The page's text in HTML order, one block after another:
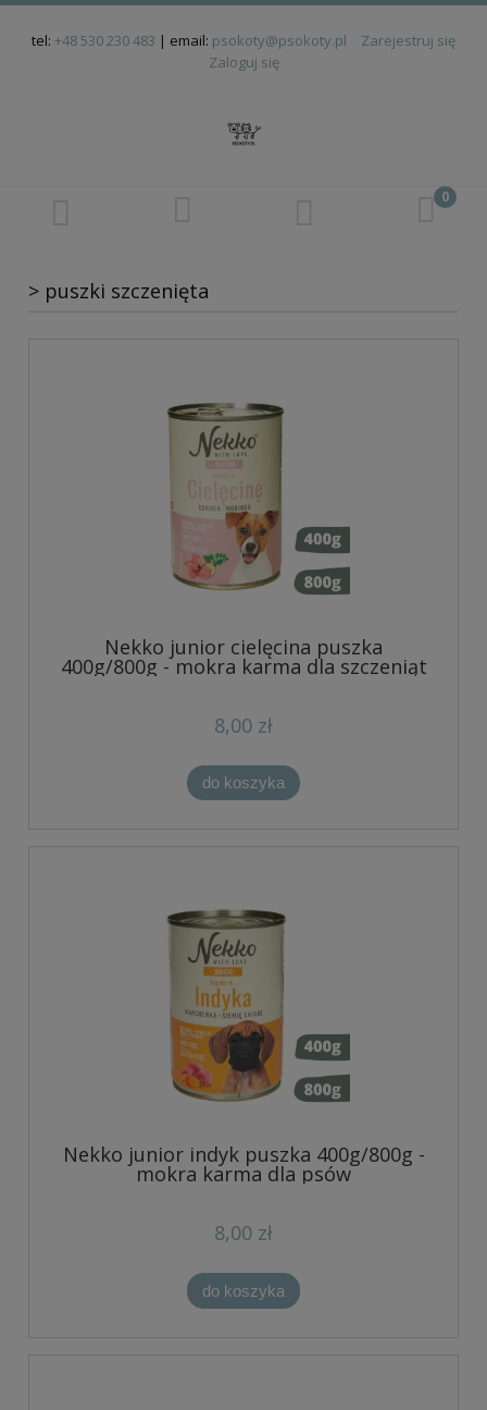
tel: +48 530 230 483 | email: psokoty@psokoty.pl
Zarejestruj się
Zaloguj się
> puszki szczenięta
Nekko junior cielęcina puszka
400g/800g - mokra karma dla szczeniąt
8,00 zł
do koszyka
Nekko junior indyk puszka 400g/800g -
mokra karma dla psów
8,00 zł
do koszyka